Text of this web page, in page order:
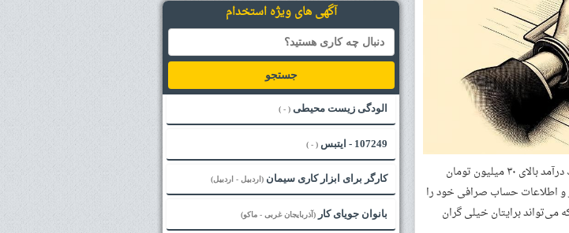
اگر کسی به شما بگوید که تنها با دادن اختیار حساب صرافی خود می‌توانید یک درآمد بالای ۳۰ میلیون تومان
و اطلاعات حساب صرافی خود را
می‌تواند برایتان خیلی گران
آگهی های ویژه استخدام
جستجو
الودگی زیست محیطی ( - )
107249 - ایتبس ( - )
کارگر برای ابزار کاری سیمان (اردبیل - اردبیل)
بانوان جویای کار (آذربایجان غربی - ماکو)